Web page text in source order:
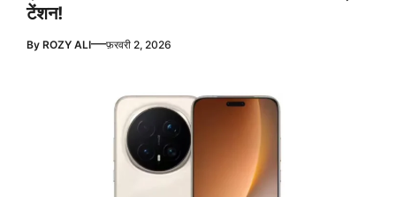
टेंशन!
By ROZY ALI—फ़रवरी 2, 2026